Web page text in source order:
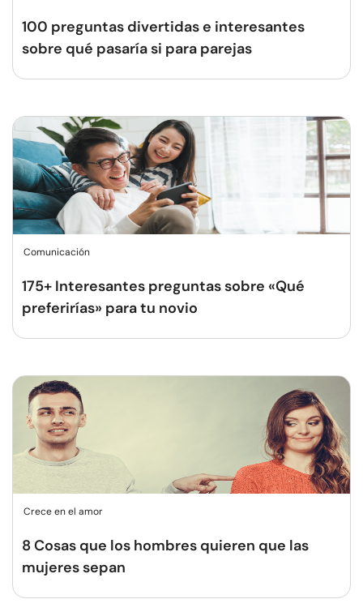
100 preguntas divertidas e interesantes
sobre qué pasaría si para parejas
Comunicación
175+ Interesantes preguntas sobre «Qué
preferirías» para tu novio
Crece en el amor
8 Cosas que los hombres quieren que las
mujeres sepan